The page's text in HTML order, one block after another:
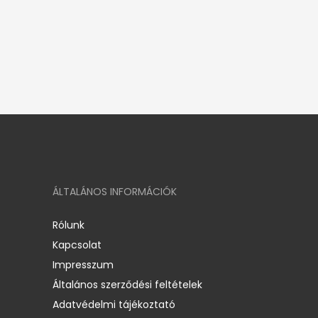
ÁLTALÁNOS INFORMÁCIÓK
Rólunk
Kapcsolat
Impresszum
Általános szerződési feltételek
Adatvédelmi tájékoztató